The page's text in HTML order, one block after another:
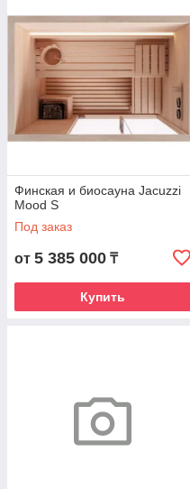
Финская и биосауна Jacuzzi
Mood S
Под заказ
от 5 385 000 ₸
Купить